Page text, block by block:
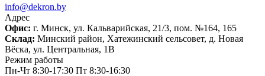
info@dekron.by
Адрес
Офис: г. Минск, ул. Кальварийская, 21/3, пом. №164, 165
Склад: Минский район, Хатежинский сельсовет, д. Новая
Вёска, ул. Центральная, 1В
Режим работы
Пн-Чт 8:30-17:30 Пт 8:30-16:30